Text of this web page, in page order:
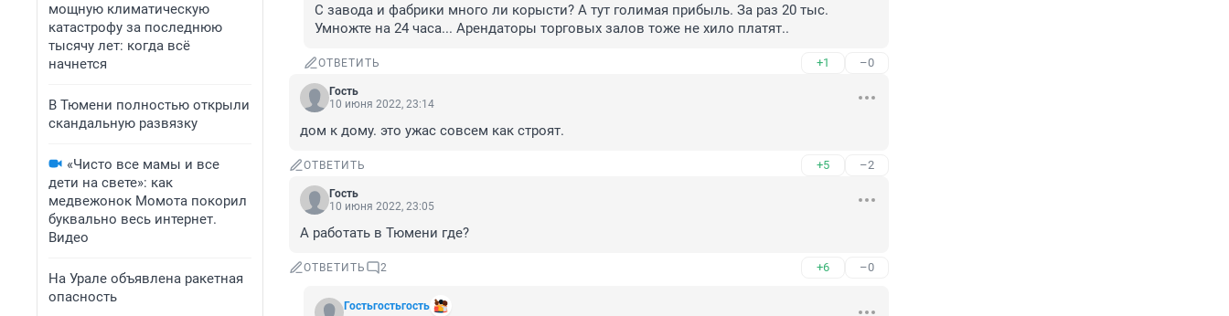
мощную климатическую
катастрофу за последнюю
тысячу лет: когда всё
начнется
В Тюмени полностью открыли
скандальную развязку
«Чисто все мамы и все
дети на свете»: как
медвежонок Момота покорил
буквально весь интернет.
Видео
На Урале объявлена ракетная
опасность
С завода и фабрики много ли корысти? А тут голимая прибыль. За раз 20 тыс.
Умножте на 24 часа... Арендаторы торговых залов тоже не хило платят..
ОТВЕТИТЬ +1 –0
Гость
10 июня 2022, 23:14
дом к дому. это ужас совсем как строят.
ОТВЕТИТЬ +5 –2
Гость
10 июня 2022, 23:05
А работать в Тюмени где?
ОТВЕТИТЬ 2 +6 –0
Гостьгостьгость